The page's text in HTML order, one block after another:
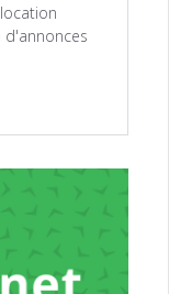
d'annonces